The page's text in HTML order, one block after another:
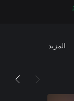
المزيد